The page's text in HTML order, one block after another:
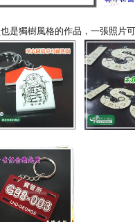
也是獨樹風格的作品，一張照片